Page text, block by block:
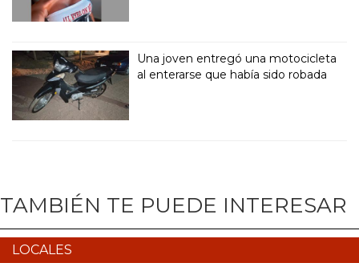
Una joven entregó una motocicleta
al enterarse que había sido robada
TAMBIÉN TE PUEDE INTERESAR
LOCALES